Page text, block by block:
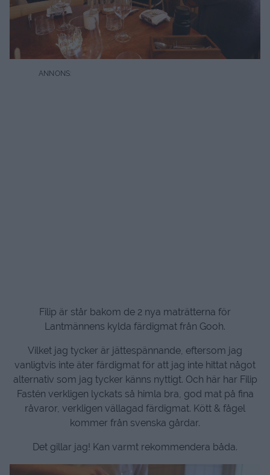
Filip är står bakom de 2 nya maträtterna för
Lantmännens kylda färdigmat från Gooh.
Vilket jag tycker är jättespännande, eftersom jag
vanligtvis inte äter färdigmat för att jag inte hittat något
alternativ som jag tycker känns nyttigt. Och här har Filip
Fastén verkligen lyckats så himla bra, god mat på fina
råvaror, verkligen vällagad färdigmat. Kött & fågel
kommer från svenska gårdar.
Det gillar jag! Kan varmt rekommendera båda.